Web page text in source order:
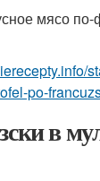
мясо по-
po-
в